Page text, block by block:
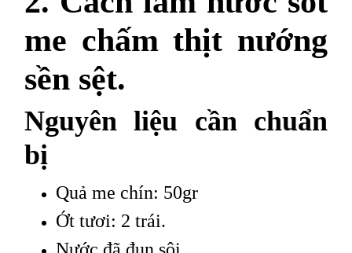
me chấm thịt nướng
sền sệt.
Nguyên liệu cần chuẩn
bị
Quả me chín: 50gr
Ớt tươi: 2 trái.